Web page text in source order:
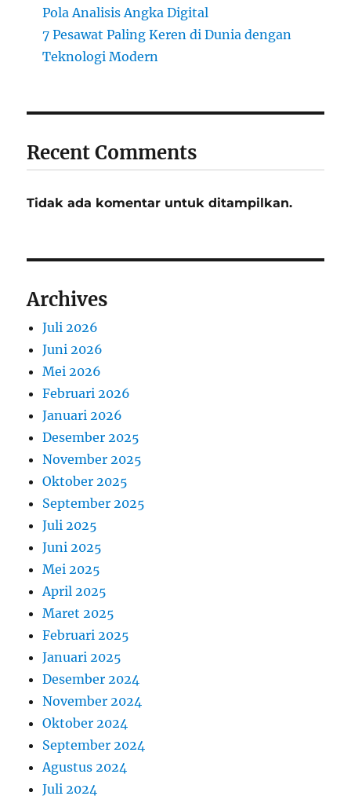
Pola Analisis Angka Digital
7 Pesawat Paling Keren di Dunia dengan
Teknologi Modern
Recent Comments
Tidak ada komentar untuk ditampilkan.
Archives
Juli 2026
Juni 2026
Mei 2026
Februari 2026
Januari 2026
Desember 2025
November 2025
Oktober 2025
September 2025
Juli 2025
Juni 2025
Mei 2025
April 2025
Maret 2025
Februari 2025
Januari 2025
Desember 2024
November 2024
Oktober 2024
September 2024
Agustus 2024
Juli 2024